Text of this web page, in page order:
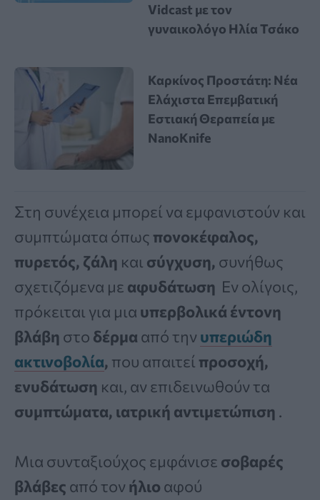
Vidcast με τον
γυναικολόγο Ηλία Τσάκο
Καρκίνος Προστάτη: Νέα
Ελάχιστα Επεμβατική
Εστιακή Θεραπεία με
NanoKnife
Στη συνέχεια μπορεί να εμφανιστούν και
συμπτώματα όπως πονοκέφαλος,
πυρετός, ζάλη και σύγχυση, συνήθως
σχετιζόμενα με αφυδάτωση Εν ολίγοις,
πρόκειται για μια υπερβολικά έντονη
βλάβη στο δέρμα από την υπεριώδη
ακτινοβολία, που απαιτεί προσοχή,
ενυδάτωση και, αν επιδεινωθούν τα
συμπτώματα, ιατρική αντιμετώπιση .
Μια συνταξιούχος εμφάνισε σοβαρές
βλάβες από τον ήλιο αφού